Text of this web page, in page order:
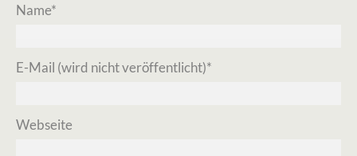
Pflichtfeld
Name*
Pflichtfeld
E-Mail (wird nicht veröffentlicht)*
Webseite